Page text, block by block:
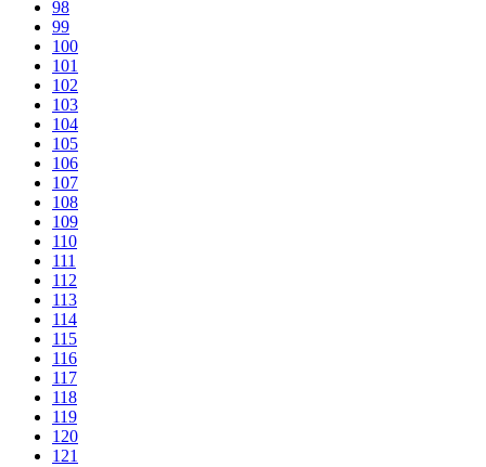
98
99
100
101
102
103
104
105
106
107
108
109
110
111
112
113
114
115
116
117
118
119
120
121